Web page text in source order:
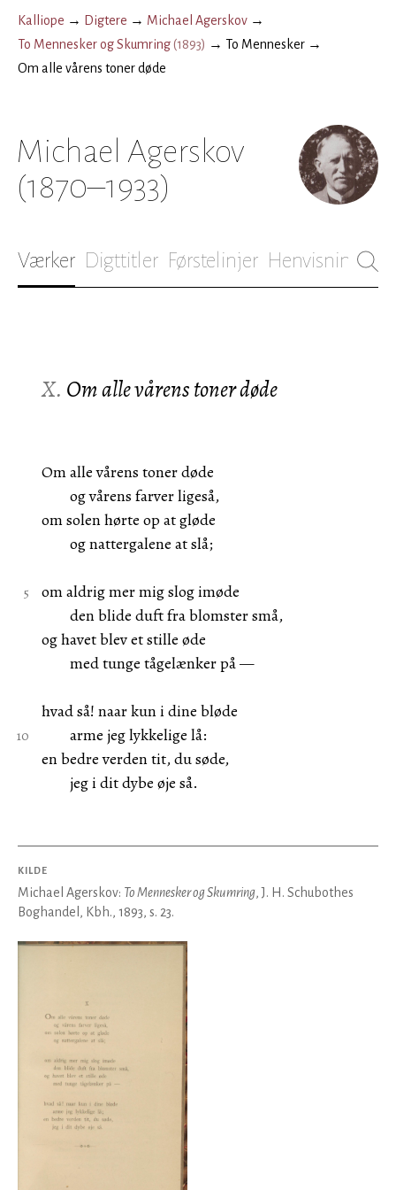
Kalliope → Digtere → Michael Agerskov →
To Mennesker og Skumring(1893) → To Mennesker →
Om alle vårens toner døde
Michael Agerskov
(1870–1933)
Værker Digttitler Førstelinjer Henvisninger
X. Om alle vårens toner døde
Om alle vårens toner døde
og vårens farver ligeså,
om solen hørte op at gløde
og nattergalene at slå;
om aldrig mer mig slog imøde
den blide duft fra blomster små,
og havet blev et stille øde
med tunge tågelænker på —
hvad så! naar kun i dine bløde
arme jeg lykkelige lå:
en bedre verden tit, du søde,
jeg i dit dybe øje så.
KILDE
Michael Agerskov: To Mennesker og Skumring, J. H. Schubothes
Boghandel, Kbh., 1893, s. 23.